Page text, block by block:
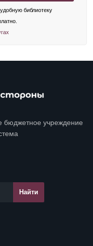
библиотеку
бюджетное учреждение